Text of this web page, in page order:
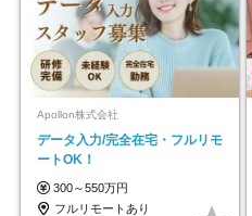
Apollon株式会社
データ入力/完全在宅・フルリモ
ートOK！
300～550万円
フルリモートあり